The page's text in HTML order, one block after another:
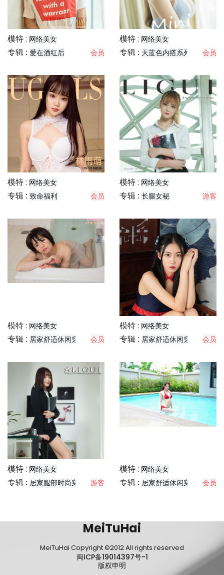
模特 : 网络美女
专辑 : 爱在酒红后 会员
模特 : 网络美女
专辑 : 天蓝色内搭系列 会员
模特 : 网络美女
专辑 : 致命福利 会员
模特 : 网络美女
专辑 : 长腿女秘 游客
模特 : 网络美女
专辑 : 居家舒适休闲穿搭分享
会员
模特 : 网络美女
专辑 : 居家舒适休闲穿搭分享
会员
模特 : 网络美女
专辑 : 居家腿部时尚穿搭分享
游客
模特 : 网络美女
专辑 : 居家舒适休闲穿搭分享
会员
MeiTuHai
MeiTuHai Copyright ©2012 All rights reserved
闽ICP备19014397号-1
版权申明